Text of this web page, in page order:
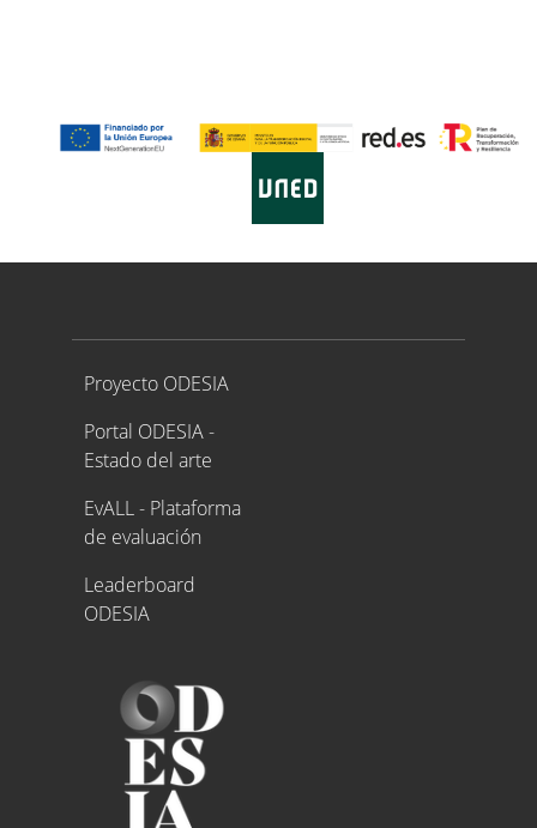
Proyecto ODESIA
Proyecto ODESIA
Portal ODESIA -
Estado del arte
EvALL - Plataforma
de evaluación
Leaderboard
ODESIA